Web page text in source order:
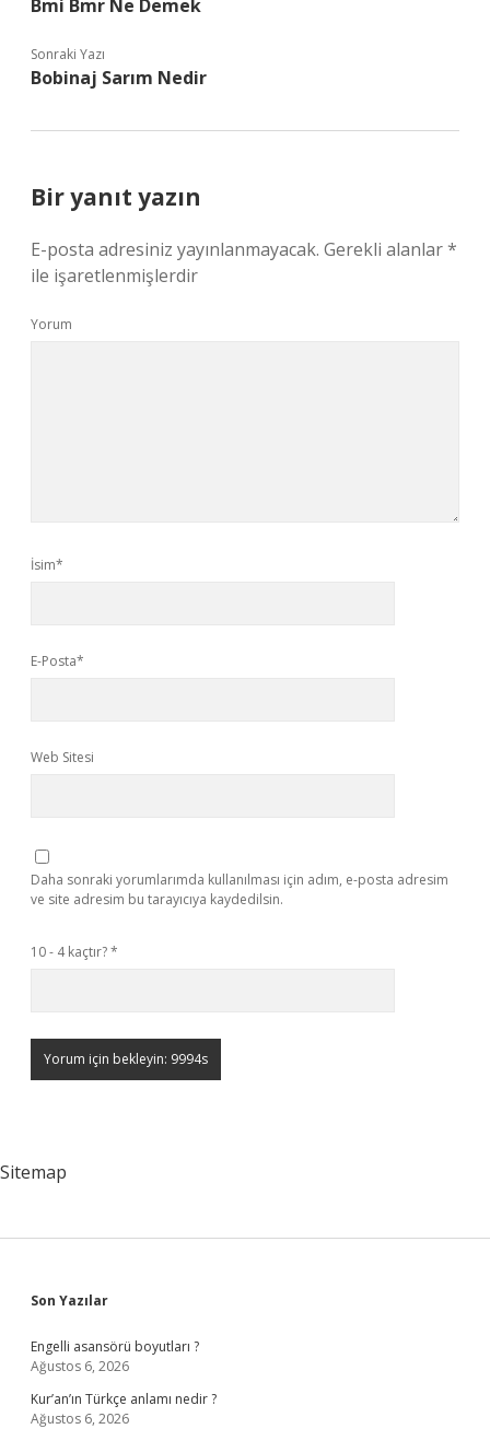
Bmi Bmr Ne Demek
Sonraki Yazı
Bobinaj Sarım Nedir
Bir yanıt yazın
E-posta adresiniz yayınlanmayacak. Gerekli alanlar*
ile işaretlenmişlerdir
Yorum
İsim*
E-Posta*
Web Sitesi
Daha sonraki yorumlarımda kullanılması için adım, e-posta adresim
ve site adresim bu tarayıcıya kaydedilsin.
10 - 4 kaçtır?*
Sitemap
Sidebar
Son Yazılar
Engelli asansörü boyutları ?
Ağustos 6, 2026
Kur’an’ın Türkçe anlamı nedir ?
Ağustos 6, 2026